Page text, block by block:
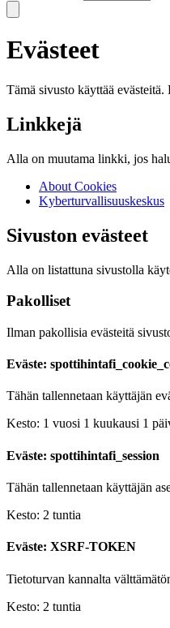
Evästeet
Tämä sivusto käyttää
Linkkejä
Alla on muutama linkki, jos
About Cookies
Kyberturvallisuuskeskus
Sivuston evästeet
Alla on listattuna sivustolla
Pakolliset
Ilman pakollisia evästeitä
Eväste:
Tähän tallennetaan käyttäjän
Kesto: 1 vuosi 1 kuukausi 1
Eväste: spottihintafi_session
Tähän tallennetaan käyttäjän
Kesto: 2 tuntia
Eväste: XSRF-TOKEN
Tietoturvan kannalta
Kesto: 2 tuntia